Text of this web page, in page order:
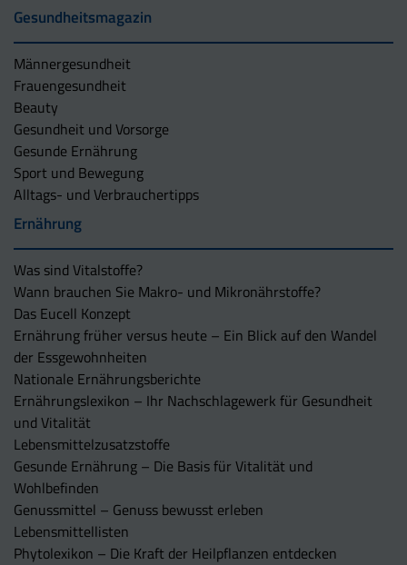
Gesundheitsmagazin
Männergesundheit
Frauengesundheit
Beauty
Gesundheit und Vorsorge
Gesunde Ernährung
Sport und Bewegung
Alltags- und Verbrauchertipps
Ernährung
Was sind Vitalstoffe?
Wann brauchen Sie Makro- und Mikronährstoffe?
Das Eucell Konzept
Ernährung früher versus heute – Ein Blick auf den Wandel
der Essgewohnheiten
Nationale Ernährungsberichte
Ernährungslexikon – Ihr Nachschlagewerk für Gesundheit
und Vitalität
Lebensmittelzusatzstoffe
Gesunde Ernährung – Die Basis für Vitalität und
Wohlbefinden
Genussmittel – Genuss bewusst erleben
Lebensmittellisten
Phytolexikon – Die Kraft der Heilpflanzen entdecken